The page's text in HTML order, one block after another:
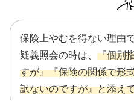
保険上やむを得ない理由
疑義照会の時は、 『個別
すが』『保険の関係で形
訳ないのですが』と添え